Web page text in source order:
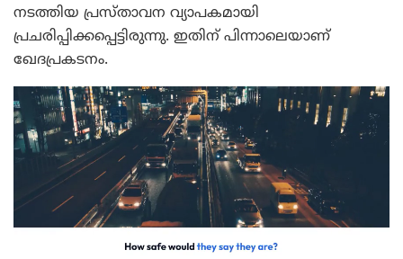
നടത്തിയ പ്രസ്താവന വ്യാപകമായി
പ്രചരിപ്പിക്കപ്പെട്ടിരുന്നു. ഇതിന് പിന്നാലെയാണ്
ഖേദപ്രകടനം.